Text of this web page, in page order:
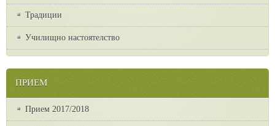
Традиции
Училищно настоятелство
ПРИЕМ
Прием 2017/2018